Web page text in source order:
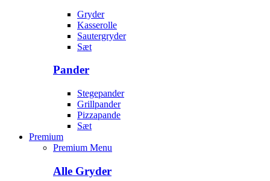
Gryder
Kasserolle
Sautergryder
Sæt
Pander
Stegepander
Grillpander
Pizzapande
Sæt
Premium
Premium Menu
Alle Gryder